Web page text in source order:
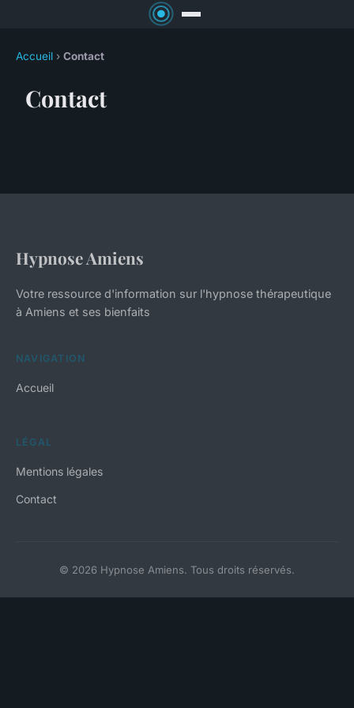
Accueil › Contact
Contact
Hypnose Amiens
Votre ressource d'information sur l'hypnose thérapeutique
à Amiens et ses bienfaits
NAVIGATION
Accueil
LÉGAL
Mentions légales
Contact
© 2026 Hypnose Amiens. Tous droits réservés.